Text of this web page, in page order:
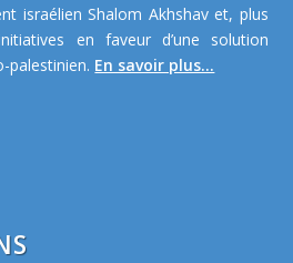
israélien Shalom Akhshav et, plus
en faveur d’une solution
palestinien. En savoir plus...